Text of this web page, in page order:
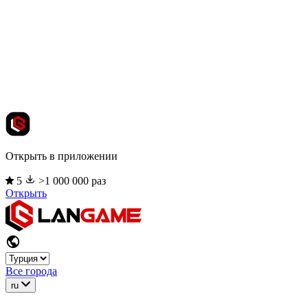
Открыть в приложении
5
>1 000 000 раз
Открыть
Все города
ru